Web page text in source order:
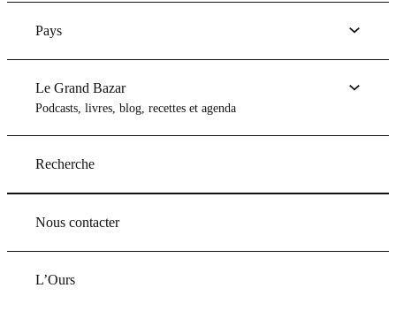
Pays
Le Grand Bazar
Podcasts, livres, blog, recettes et agenda
Recherche
Nous contacter
L’Ours